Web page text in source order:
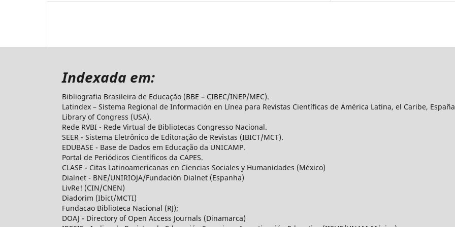
Indexada em:
Bibliografia Brasileira de Educação (BBE – CIBEC/INEP/MEC).
Latindex – Sistema Regional de Información en Línea para Revistas Científicas de América Latina, el Caribe,
Library of Congress (USA).
Rede RVBI - Rede Virtual de Bibliotecas Congresso Nacional.
SEER - Sistema Eletrônico de Editoração de Revistas (IBICT/MCT).
EDUBASE - Base de Dados em Educação da UNICAMP.
Portal de Periódicos Científicos da CAPES.
CLASE - Citas Latinoamericanas en Ciencias Sociales y Humanidades (México)
Dialnet - BNE/UNIRIOJA/Fundación Dialnet (Espanha)
LivRe! (CIN/CNEN)
Diadorim (Ibict/MCTI)
Fundacao Biblioteca Nacional (RJ);
DOAJ - Directory of Open Access Journals (Dinamarca)